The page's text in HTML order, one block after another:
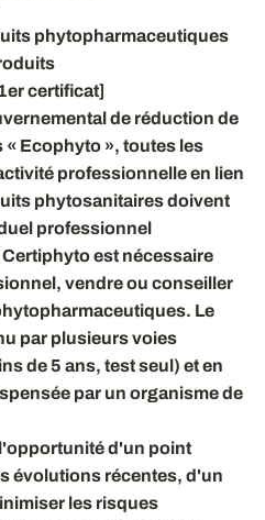
phytopharmaceutiques
certificat]
de réduction de
« Ecophyto », toutes les
professionnelle en lien
phytosanitaires doivent
professionnel
est nécessaire
vendre ou conseiller
Le
par plusieurs voies
de 5 ans, test seul) et en
par un organisme de
d'un point
évolutions récentes, d'un
les risques